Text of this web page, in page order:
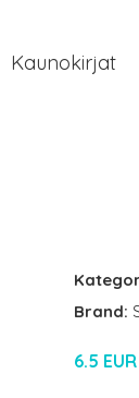
Kaunokirjat
Brand:
6.5 EUR